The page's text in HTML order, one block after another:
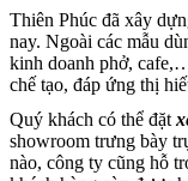
Thiên Phúc đã xây
nay. Ngoài các mẫu
kinh doanh phở,
chế tạo, đáp ứng thị
Quý khách có thể đặt
showroom trưng bày
nào, công ty cũng hỗ